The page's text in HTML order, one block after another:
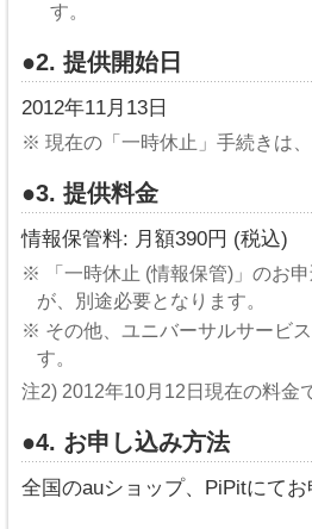
す。
●2. 提供開始日
2012年11月13日
※ 現在の「一時休止」手続きは
●3. 提供料金
情報保管料: 月額390円 (税込)
※ 「一時休止 (情報保管)」のお
が、別途必要となります。
※ その他、ユニバーサルサービ
す。
注2) 2012年10月12日現在の料金
●4. お申し込み方法
全国のauショップ、PiPitにて